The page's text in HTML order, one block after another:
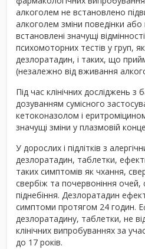
алкоголем не встановлено
алкоголем зміни поведінки
встановлені значущі
психомоторних тестів у груп,
дезлоратадин, і таких, що
(незалежно від вживання
Під час клінічних досліджень з
дозуванням сумісного
кетоконазолом і
значущі зміни у плазмовій
У дорослих і підлітків з
дезлоратадин, таблетки,
таких симптомів як чхання,
свербіж та почервоніння очей,
піднебіння. Дезлоратадин
симптоми протягом 24 годин.
дезлоратадину, таблетки, не
клінічних випробуваннях за
до 17 років.